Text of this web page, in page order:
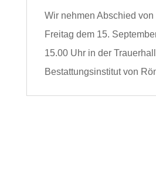
Wir nehmen Abschied von
Freitag dem 15.
15.00 Uhr in der
Bestattungsinstitut von